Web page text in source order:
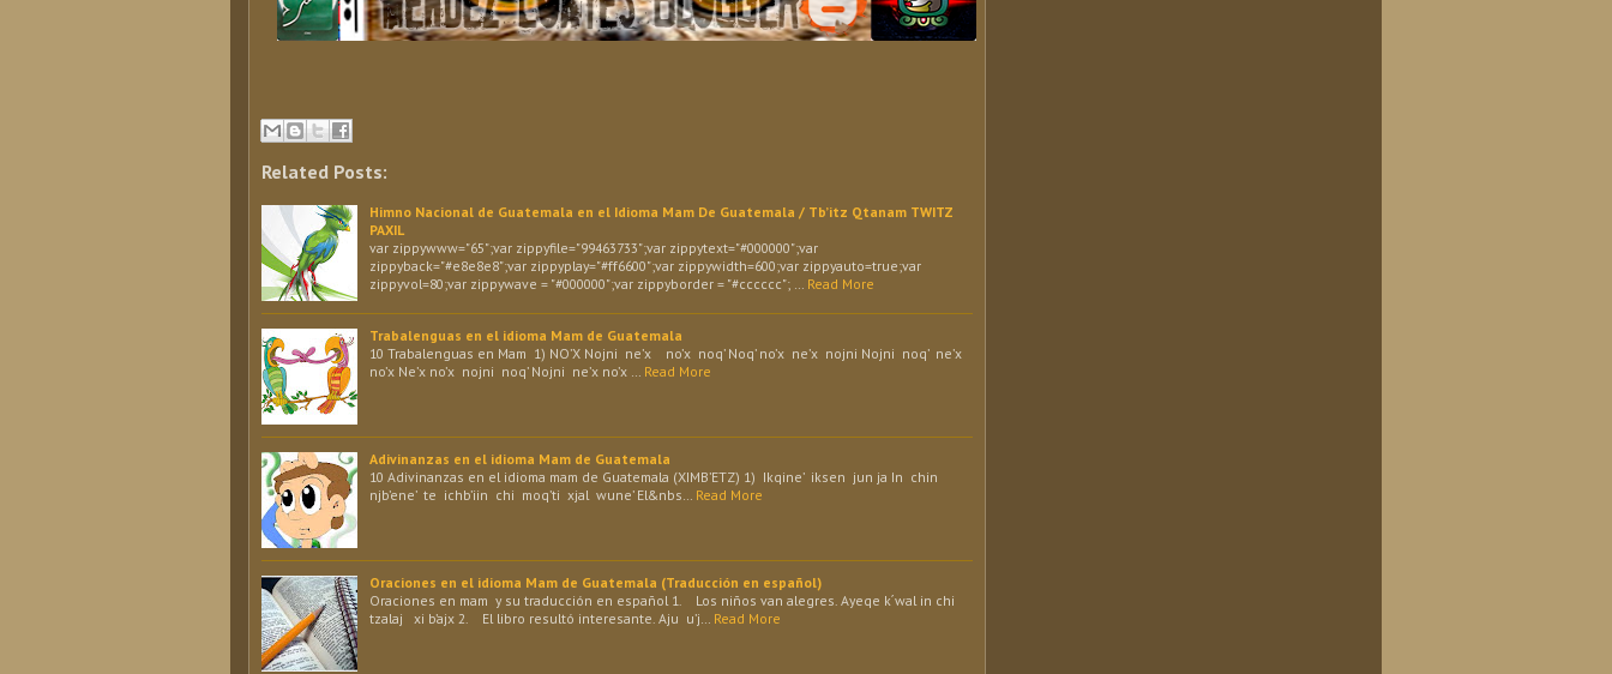
Related Posts:
Himno Nacional de Guatemala en el Idioma Mam De Guatemala / Tb’itz Qtanam TWITZ
PAXIL
var zippywww="65";var zippyfile="99463733";var zippytext="#000000";var
zippyback="#e8e8e8";var zippyplay="#ff6600";var zippywidth=600;var zippyauto=true;var
zippyvol=80;var zippywave = "#000000";var zippyborder = "#cccccc"; … Read More
Trabalenguas en el idioma Mam de Guatemala
10 Trabalenguas en Mam 1) NO’X Nojni ne’x no’x noq’ Noq’ no’x ne’x nojni Nojni noq’ ne’x
no’x Ne’x no’x nojni noq’ Nojni ne’x no’x … Read More
Adivinanzas en el idioma Mam de Guatemala
10 Adivinanzas en el idioma mam de Guatemala (XIMB’ETZ) 1) Ikqine’ iksen jun ja In chin
njb’ene’ te ichb’iin chi moq’ti xjal wune’ El&nbs… Read More
Oraciones en el idioma Mam de Guatemala (Traducción en español)
Oraciones en mam y su traducción en español 1. Los niños van alegres. Ayeqe k´wal in chi
tzalaj xi b’ajx 2. El libro resultó interesante. Aju u’j… Read More